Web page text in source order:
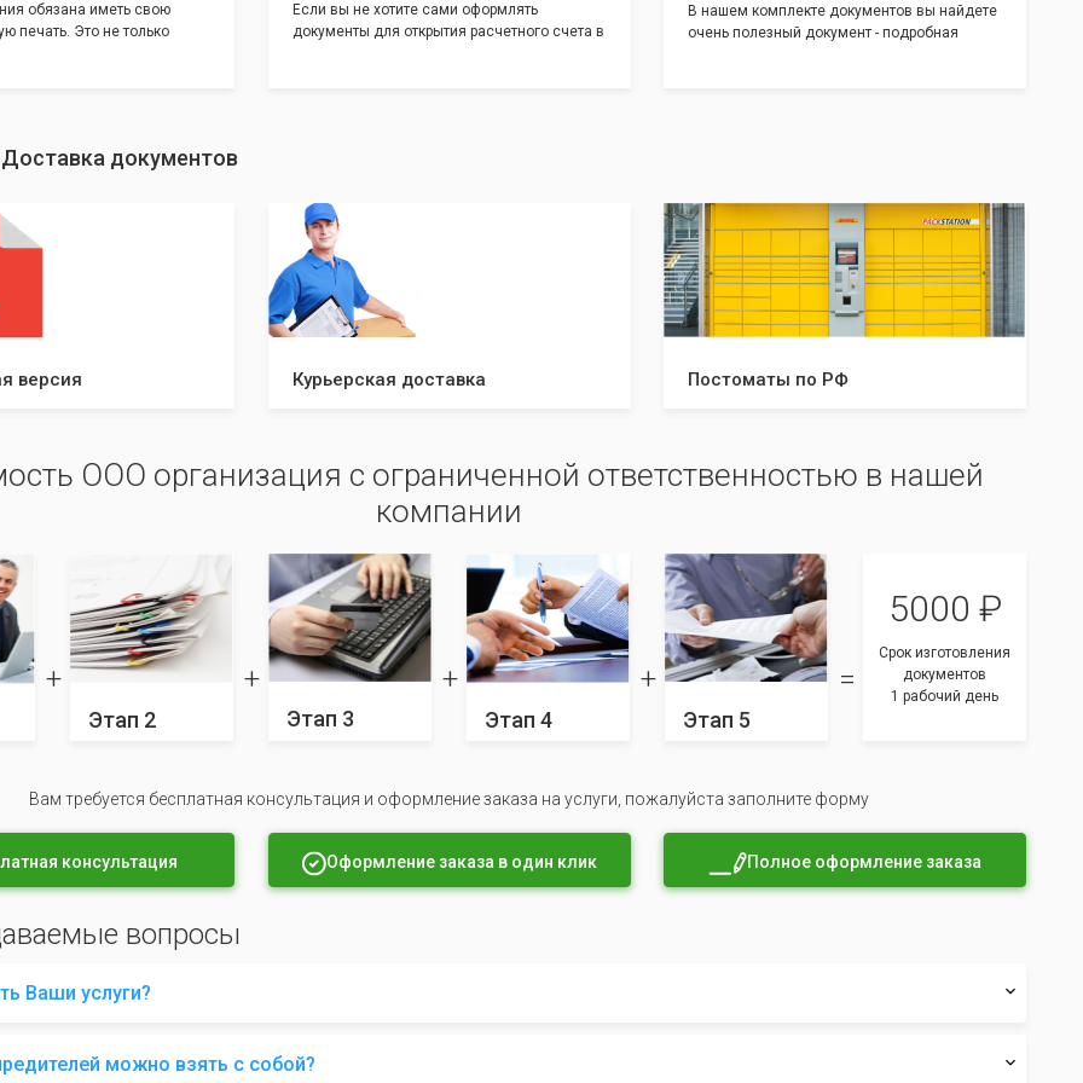
обязана иметь свою
печать. Это не только
из нашего каталога.
Если вы не хотите сами оформлять
документы для открытия расчетного счета в
В нашем комплекте документов вы найдете
очень полезный документ - подробная
случае отказа. С данной инструкцией вы
будете знать все шаги, что даст вам
уверенность в прохождении регистрации
вашей компании!
документов
версия Курьерская доставка Постоматы по РФ
ООО организация с ограниченной ответственностью в нашей
компании
Этап 2 Этап 3 Этап 4 Этап 5
5000 ₽
Срок изготовления
документов
1 рабочий день
Вам требуется бесплатная консультация и оформление заказа на услуги, пожалуйста заполните форму
консультация Оформление заказа в один клик Полное оформление заказа
вопросы
Ваши услуги?
можно взять с собой?